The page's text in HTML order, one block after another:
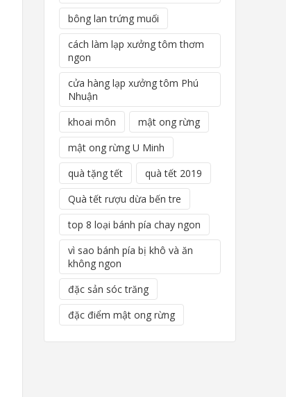
bông lan trứng muối
cách làm lạp xưởng tôm thơm
ngon
cửa hàng lạp xưởng tôm Phú
Nhuận
khoai môn
mật ong rừng
mật ong rừng U Minh
quà tặng tết
quà tết 2019
Quà tết rượu dừa bến tre
top 8 loại bánh pía chay ngon
vì sao bánh pía bị khô và ăn
không ngon
đặc sản sóc trăng
đặc điểm mật ong rừng